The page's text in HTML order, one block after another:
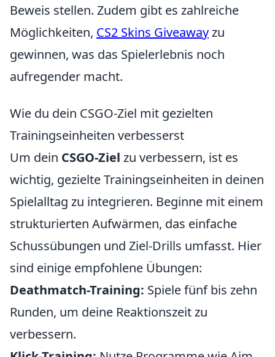
Beweis stellen. Zudem gibt es zahlreiche
Möglichkeiten, CS2 Skins Giveawayzu
gewinnen, was das Spielerlebnis noch
aufregender macht.
Wie du dein CSGO-Ziel mit gezielten
Trainingseinheiten verbesserst
Um dein CSGO-Ziel zu verbessern, ist es
wichtig, gezielte Trainingseinheiten in deinen
Spielalltag zu integrieren. Beginne mit einem
strukturierten Aufwärmen, das einfache
Schussübungen und Ziel-Drills umfasst. Hier
sind einige empfohlene Übungen:
Deathmatch-Training: Spiele fünf bis zehn
Runden, um deine Reaktionszeit zu
verbessern.